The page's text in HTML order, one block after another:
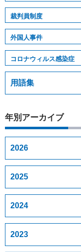
裁判員制度
外国人事件
コロナウィルス感染症
用語集
年別アーカイブ
2026
2025
2024
2023